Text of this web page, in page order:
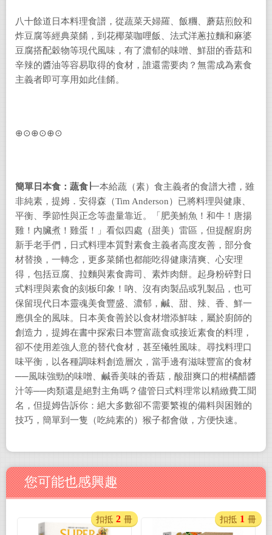
八十餘道日本料理食譜，從蔬菜天婦羅、飯糰、蘑菇煎餃和
炸豆腐等經典菜餚，到花椰菜咖哩飯、法式洋蔥拉麵和麻婆
豆腐搭配穀物等現代風味，有了濃郁的味噌、鮮甜的香菇和
辛辣的醬油等容易取得的食材，誰還需要肉？無需成為素食
主義者即可享用如此佳餚。
⊕⊙⊕⊙⊕⊙
簡單日本食：蔬食 一本給蔬（素）食主義者的食譜大禮，雖
非純素，提姆．安得森（Tim Anderson）已將料理與健康、
平衡、季節性與正念等盡量靠近。「肥美鮪魚！和牛！唐揚
雞！內臟煮！雞蛋！」看似四處（甜美）雷區，但提醒廚房
新手老手們，日式料理本質對素食主義者高度友善，部分食
材替換，一轉念，更多菜餚也都能吃得健康清爽、心安理
得，包括豆腐、拉麵與素食壽司、素炸肉餅。起身粉碎對日
式料理與素食的刻板印象！吶、沒有肉製品或乳製品，也可
保留現代日本靈魂美食豐盛、濃郁，鹹、甜、辣、香、鮮一
應俱全的風味。日本美食善於以食材增添鮮味，屬於廚師的
創造力，提姆在書中探索日本豐富蔬食或接近素食的料理，
卻不使用差強人意的替代食材，甚至犧牲風味。尋找料理口
味平衡，以各種調味料創造層次，當手邊有滋味豐富的食材
──風味強勁的味噌、鹹香美味的香菇，酸甜爽口的柑橘醋醬
汁等──肉類還是絕對主角嗎？儘管日式料理常以精緻費工聞
名，但提姆告訴你：絕大多數卻不需要繁複的備料與困難的
技巧，簡單到一隻（吃純素的）猴子都會做，方便快速。
您可能也感興趣
扣抵 2 冊 扣抵 1 冊